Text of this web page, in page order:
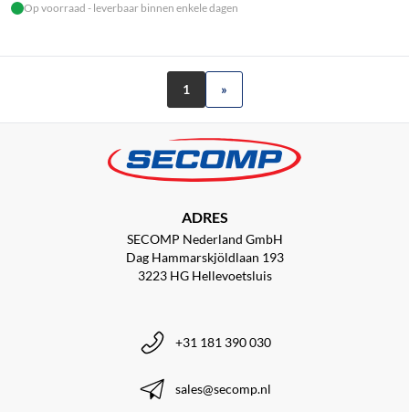
Op voorraad - leverbaar binnen enkele dagen
1 »
ADRES
SECOMP Nederland GmbH
Dag Hammarskjöldlaan 193
3223 HG Hellevoetsluis
+31 181 390 030
sales@secomp.nl